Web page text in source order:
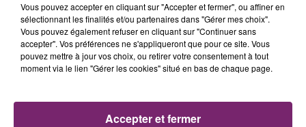
La Bulle - Guinguette éphémère
de Frelinghien !
éclipse solaire du 12 Août 2026
Vous pouvez accepter en cliquant sur "Accepter et fermer", ou affiner en
sélectionnant les finalités et/ou partenaires dans "Gérer mes choix".
Vous pouvez également refuser en cliquant sur "Continuer sans
accepter". Vos préférences ne s'appliqueront que pour ce site. Vous
pouvez mettre à jour vos choix, ou retirer votre consentement à tout
moment via le lien "Gérer les cookies" situé en bas de chaque page.
Accepter et fermer